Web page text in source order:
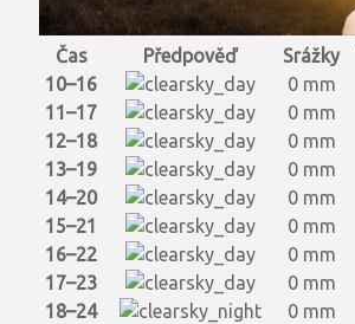
Čas Předpověď Srážky
10–16
0 mm
11–17
0 mm
12–18
0 mm
13–19
0 mm
14–20
0 mm
15–21
0 mm
16–22
0 mm
17–23
0 mm
18–24
0 mm